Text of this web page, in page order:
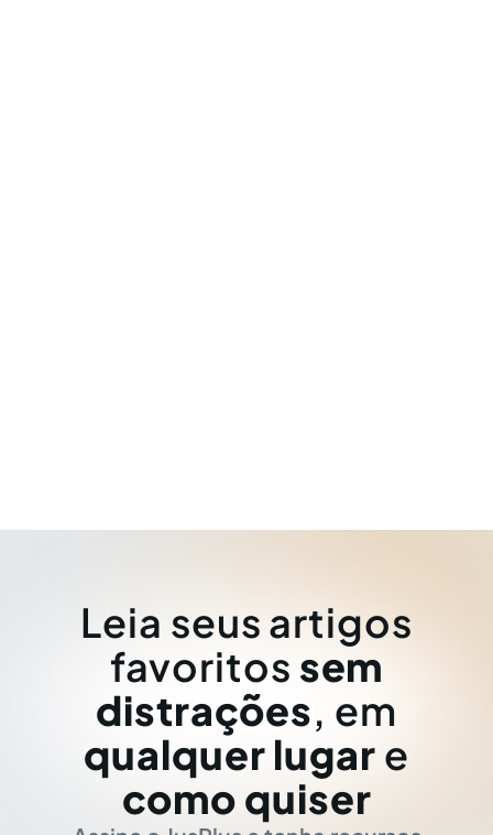
Leia seus artigos
favoritos sem
distrações, em
qualquer lugar e
como quiser